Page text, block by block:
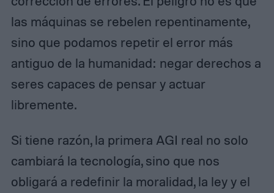
las máquinas se rebelen repentinamente,
sino que podamos repetir el error más
antiguo de la humanidad: negar derechos a
seres capaces de pensar y actuar
libremente.
Si tiene razón, la primera AGI real no solo
cambiará la tecnología, sino que nos
obligará a redefinir la moralidad, la ley y el